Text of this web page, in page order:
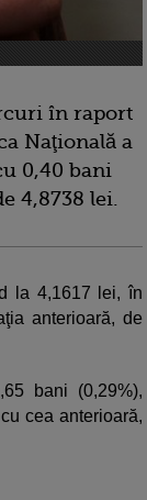
în raport
Naţională a
0,40 bani
4,8738 lei.
la 4,1617 lei, în
anterioară, de
bani (0,29%),
cea anterioară,